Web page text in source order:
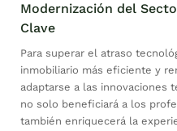
Modernización del
Clave
Para superar el atraso
inmobiliario más eficiente y
adaptarse a las innovaciones
no solo beneficiará a los
también enriquecerá la